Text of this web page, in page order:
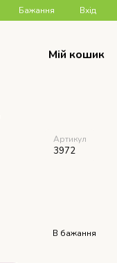
Бажання Вхід
Мій кошик
Артикул
3972
В бажання